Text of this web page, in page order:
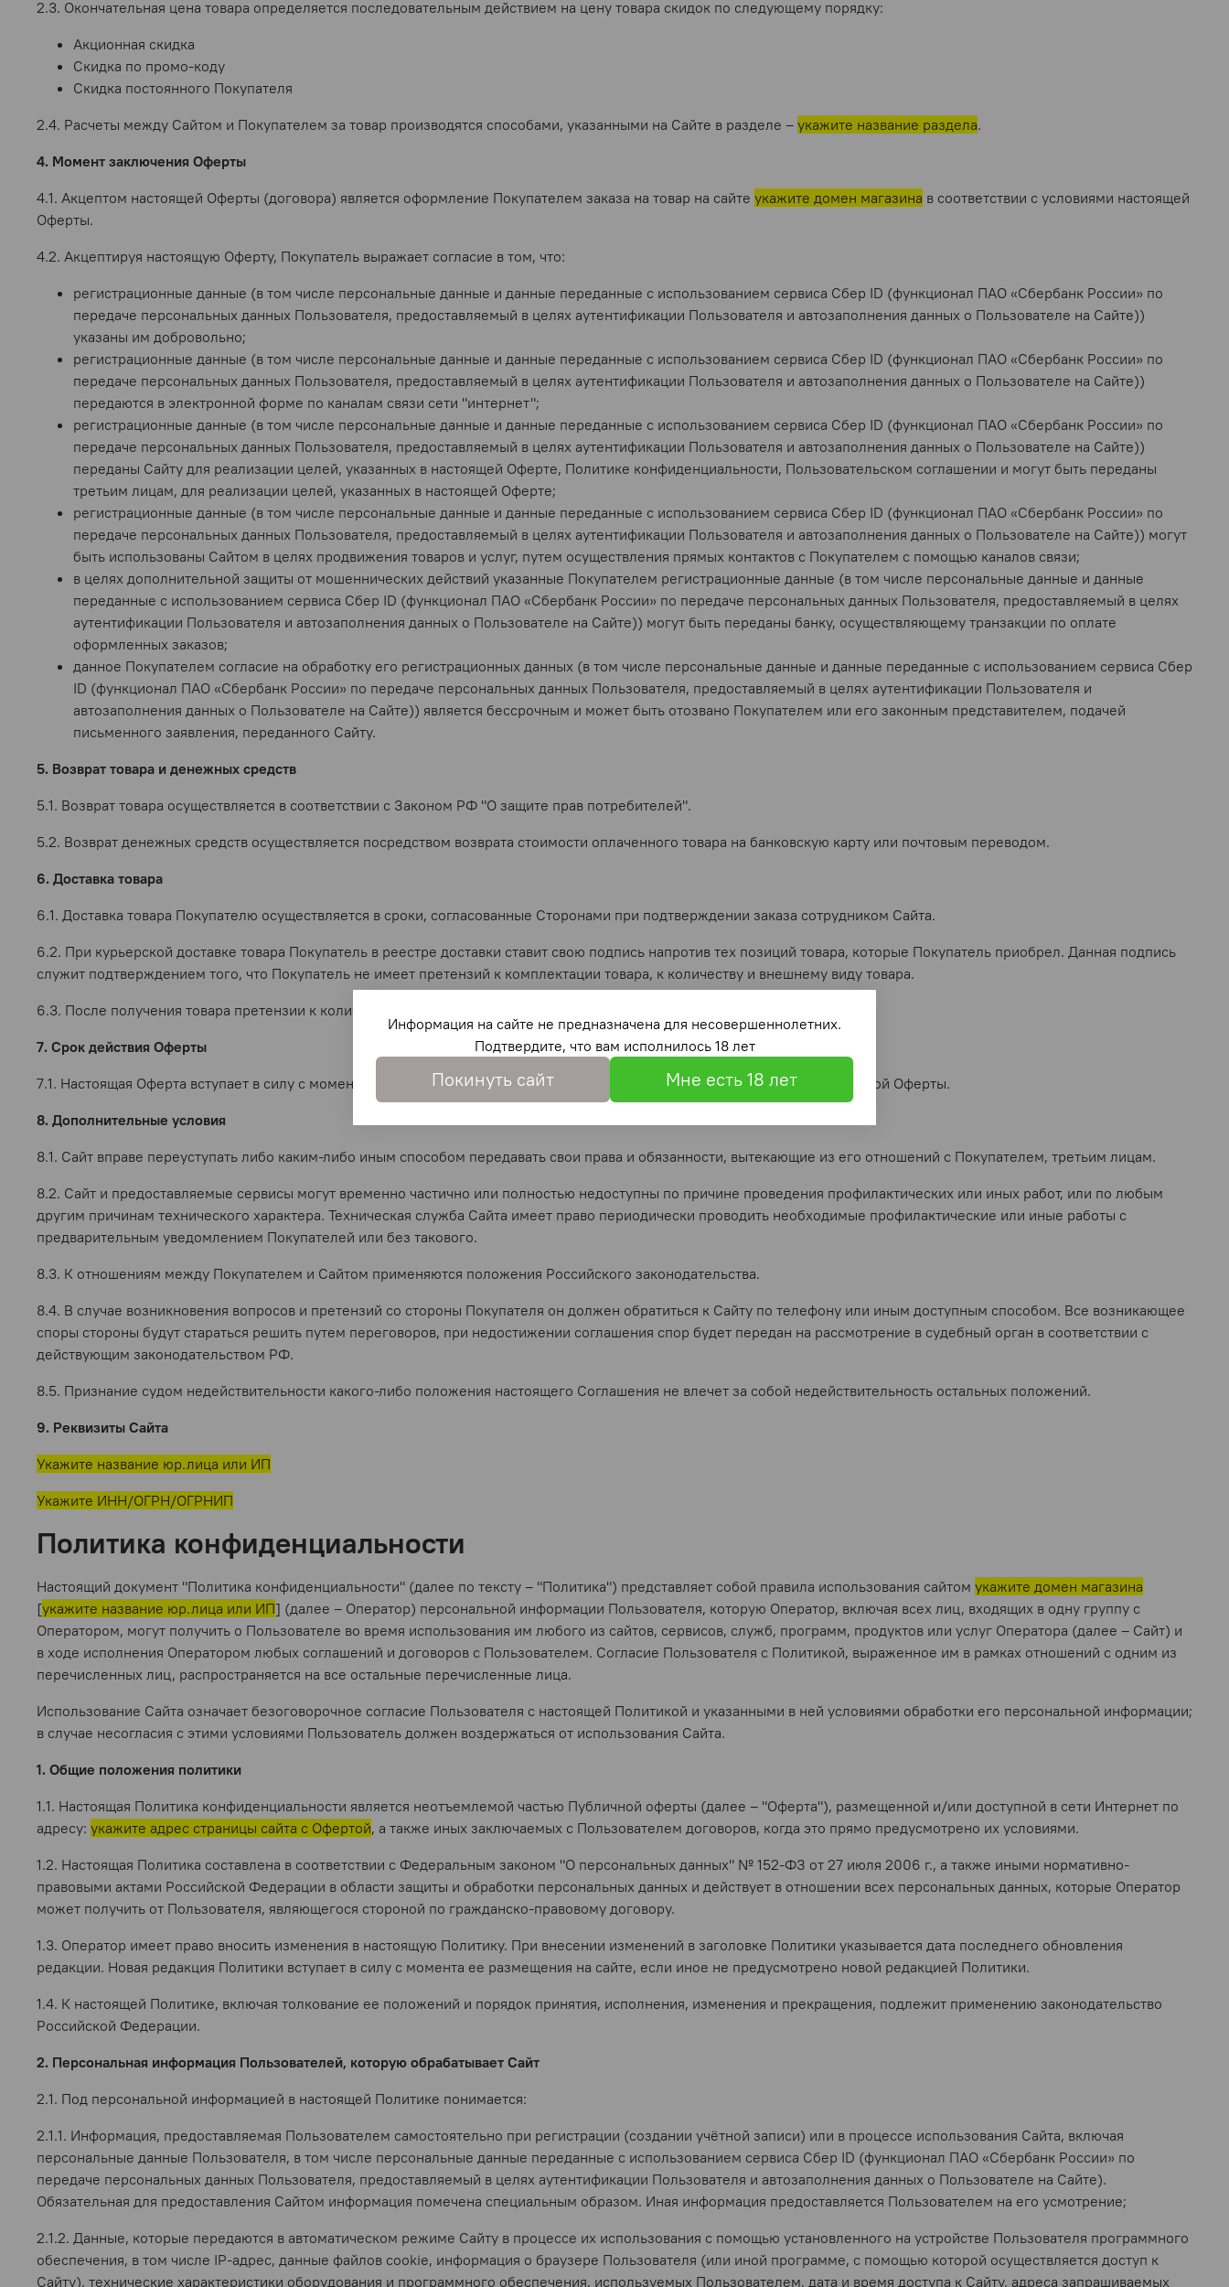
2.3. Окончательная цена товара определяется последовательным действием на цену товара скидок по следующему порядку:
Акционная скидка
Скидка по промо-коду
Скидка постоянного Покупателя
2.4. Расчеты между Сайтом и Покупателем за товар производятся способами, указанными на Сайте в разделе – укажите название раздела.
4. Момент заключения Оферты
4.1. Акцептом настоящей Оферты (договора) является оформление Покупателем заказа на товар на сайте укажите домен магазина в соответствии с условиями настоящей
Оферты.
4.2. Акцептируя настоящую Оферту, Покупатель выражает согласие в том, что:
регистрационные данные (в том числе персональные данные и данные переданные с использованием сервиса Сбер ID (функционал ПАО «Сбербанк России» по
передаче персональных данных Пользователя, предоставляемый в целях аутентификации Пользователя и автозаполнения данных о Пользователе на Сайте))
указаны им добровольно;
регистрационные данные (в том числе персональные данные и данные переданные с использованием сервиса Сбер ID (функционал ПАО «Сбербанк России» по
передаче персональных данных Пользователя, предоставляемый в целях аутентификации Пользователя и автозаполнения данных о Пользователе на Сайте))
передаются в электронной форме по каналам связи сети "интернет";
регистрационные данные (в том числе персональные данные и данные переданные с использованием сервиса Сбер ID (функционал ПАО «Сбербанк России» по
передаче персональных данных Пользователя, предоставляемый в целях аутентификации Пользователя и автозаполнения данных о Пользователе на Сайте))
переданы Сайту для реализации целей, указанных в настоящей Оферте, Политике конфиденциальности, Пользовательском соглашении и могут быть переданы
третьим лицам, для реализации целей, указанных в настоящей Оферте;
регистрационные данные (в том числе персональные данные и данные переданные с использованием сервиса Сбер ID (функционал ПАО «Сбербанк России» по
передаче персональных данных Пользователя, предоставляемый в целях аутентификации Пользователя и автозаполнения данных о Пользователе на Сайте)) могут
быть использованы Сайтом в целях продвижения товаров и услуг, путем осуществления прямых контактов с Покупателем с помощью каналов связи;
в целях дополнительной защиты от мошеннических действий указанные Покупателем регистрационные данные (в том числе персональные данные и данные
переданные с использованием сервиса Сбер ID (функционал ПАО «Сбербанк России» по передаче персональных данных Пользователя, предоставляемый в целях
аутентификации Пользователя и автозаполнения данных о Пользователе на Сайте)) могут быть переданы банку, осуществляющему транзакции по оплате
оформленных заказов;
данное Покупателем согласие на обработку его регистрационных данных (в том числе персональные данные и данные переданные с использованием сервиса Сбер
ID (функционал ПАО «Сбербанк России» по передаче персональных данных Пользователя, предоставляемый в целях аутентификации Пользователя и
автозаполнения данных о Пользователе на Сайте)) является бессрочным и может быть отозвано Покупателем или его законным представителем, подачей
письменного заявления, переданного Сайту.
5. Возврат товара и денежных средств
5.1. Возврат товара осуществляется в соответствии с Законом РФ "О защите прав потребителей".
5.2. Возврат денежных средств осуществляется посредством возврата стоимости оплаченного товара на банковскую карту или почтовым переводом.
6. Доставка товара
6.1. Доставка товара Покупателю осуществляется в сроки, согласованные Сторонами при подтверждении заказа сотрудником Сайта.
6.2. При курьерской доставке товара Покупатель в реестре доставки ставит свою подпись напротив тех позиций товара, которые Покупатель приобрел. Данная подпись
служит подтверждением того, что Покупатель не имеет претензий к комплектации товара, к количеству и внешнему виду товара.
6.3. После получения товара претензии к количеству, комплектности и виду товара не принимаются.
7. Срок действия Оферты
7.1. Настоящая Оферта вступает в силу с момента ее акцепта Покупателем, и действует до момента отзыва акцепта публичной Оферты.
8. Дополнительные условия
8.1. Сайт вправе переуступать либо каким-либо иным способом передавать свои права и обязанности, вытекающие из его отношений с Покупателем, третьим лицам.
8.2. Сайт и предоставляемые сервисы могут временно частично или полностью недоступны по причине проведения профилактических или иных работ, или по любым
другим причинам технического характера. Техническая служба Сайта имеет право периодически проводить необходимые профилактические или иные работы с
предварительным уведомлением Покупателей или без такового.
8.3. К отношениям между Покупателем и Сайтом применяются положения Российского законодательства.
8.4. В случае возникновения вопросов и претензий со стороны Покупателя он должен обратиться к Сайту по телефону или иным доступным способом. Все возникающее
споры стороны будут стараться решить путем переговоров, при недостижении соглашения спор будет передан на рассмотрение в судебный орган в соответствии с
действующим законодательством РФ.
8.5. Признание судом недействительности какого-либо положения настоящего Соглашения не влечет за собой недействительность остальных положений.
9. Реквизиты Сайта
Укажите название юр.лица или ИП
Укажите ИНН/ОГРН/ОГРНИП
Политика конфиденциальности
Настоящий документ "Политика конфиденциальности" (далее по тексту – "Политика") представляет собой правила использования сайтом укажите домен магазина
[укажите название юр.лица или ИП] (далее – Оператор) персональной информации Пользователя, которую Оператор, включая всех лиц, входящих в одну группу с
Оператором, могут получить о Пользователе во время использования им любого из сайтов, сервисов, служб, программ, продуктов или услуг Оператора (далее – Сайт) и
в ходе исполнения Оператором любых соглашений и договоров с Пользователем. Согласие Пользователя с Политикой, выраженное им в рамках отношений с одним из
перечисленных лиц, распространяется на все остальные перечисленные лица.
Использование Сайта означает безоговорочное согласие Пользователя с настоящей Политикой и указанными в ней условиями обработки его персональной информации;
в случае несогласия с этими условиями Пользователь должен воздержаться от использования Сайта.
1. Общие положения политики
1.1. Настоящая Политика конфиденциальности является неотъемлемой частью Публичной оферты (далее – "Оферта"), размещенной и/или доступной в сети Интернет по
адресу: укажите адрес страницы сайта с Офертой, а также иных заключаемых с Пользователем договоров, когда это прямо предусмотрено их условиями.
1.2. Настоящая Политика составлена в соответствии с Федеральным законом "О персональных данных" № 152-ФЗ от 27 июля 2006 г., а также иными нормативно-
правовыми актами Российской Федерации в области защиты и обработки персональных данных и действует в отношении всех персональных данных, которые Оператор
может получить от Пользователя, являющегося стороной по гражданско-правовому договору.
1.3. Оператор имеет право вносить изменения в настоящую Политику. При внесении изменений в заголовке Политики указывается дата последнего обновления
редакции. Новая редакция Политики вступает в силу с момента ее размещения на сайте, если иное не предусмотрено новой редакцией Политики.
1.4. К настоящей Политике, включая толкование ее положений и порядок принятия, исполнения, изменения и прекращения, подлежит применению законодательство
Российской Федерации.
2. Персональная информация Пользователей, которую обрабатывает Сайт
2.1. Под персональной информацией в настоящей Политике понимается:
2.1.1. Информация, предоставляемая Пользователем самостоятельно при регистрации (создании учётной записи) или в процессе использования Сайта, включая
персональные данные Пользователя, в том числе персональные данные переданные с использованием сервиса Сбер ID (функционал ПАО «Сбербанк России» по
передаче персональных данных Пользователя, предоставляемый в целях аутентификации Пользователя и автозаполнения данных о Пользователе на Сайте).
Обязательная для предоставления Сайтом информация помечена специальным образом. Иная информация предоставляется Пользователем на его усмотрение;
2.1.2. Данные, которые передаются в автоматическом режиме Сайту в процессе их использования с помощью установленного на устройстве Пользователя программного
обеспечения, в том числе IP-адрес, данные файлов cookie, информация о браузере Пользователя (или иной программе, с помощью которой осуществляется доступ к
Сайту), технические характеристики оборудования и программного обеспечения, используемых Пользователем, дата и время доступа к Сайту, адреса запрашиваемых
Информация на сайте не предназначена для несовершеннолетних.
Подтвердите, что вам исполнилось 18 лет
Покинуть сайт Мне есть 18 лет